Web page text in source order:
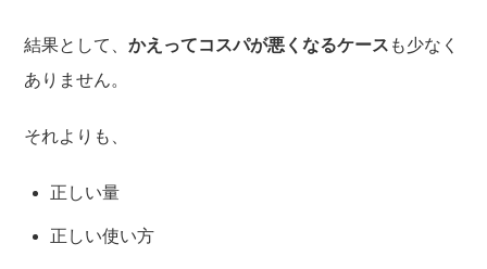
結果として、かえってコスパが悪くなるケース も少なく
ありません。
それよりも、
正しい量
正しい使い方